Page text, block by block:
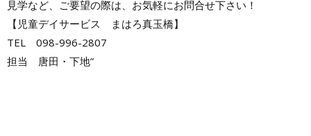
見学など、ご要望の際は、お気軽にお問合せ下さい！
【児童デイサービス まはろ真玉橋】
TEL 098-996-2807
担当 唐田・下地”